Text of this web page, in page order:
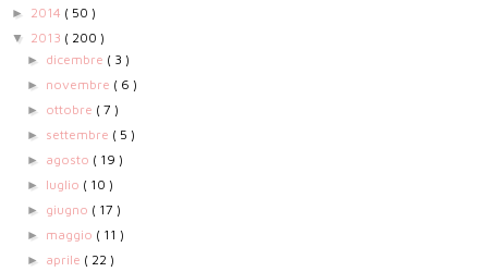
► 2014 ( 50 )
▼ 2013 ( 200 )
► dicembre ( 3 )
► novembre ( 6 )
► ottobre ( 7 )
► settembre ( 5 )
► agosto ( 19 )
► luglio ( 10 )
► giugno ( 17 )
► maggio ( 11 )
► aprile ( 22 )